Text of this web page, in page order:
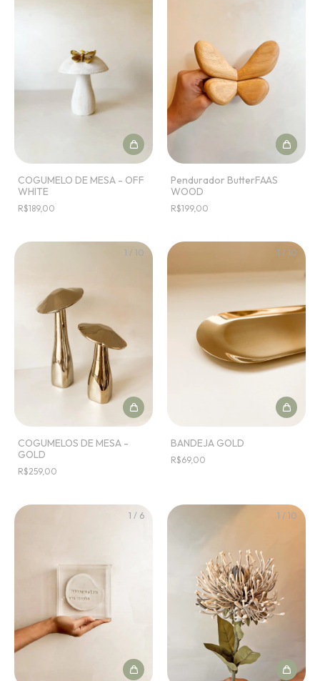
COGUMELO DE MESA - OFF
WHITE
R$189,00
Pendurador ButterFAAS
WOOD
R$199,00
1 / 10
COGUMELOS DE MESA -
GOLD
R$259,00
1 / 10
BANDEJA GOLD
R$69,00
1 / 6 1 / 10